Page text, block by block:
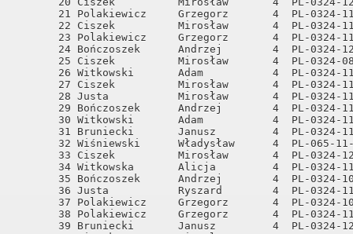
21 Polakiewicz
22 Ciszek
23 Polakiewicz
24 Bończoszek
25 Ciszek
26 Witkowski
27 Ciszek
28 Justa
29 Bończoszek
30 Witkowski
31 Bruniecki
32 Wiśniewski
33 Ciszek
34 Witkowska
35 Bończoszek
36 Justa
37 Polakiewicz
38 Polakiewicz
39 Bruniecki